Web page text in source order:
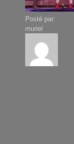
Posté par:
muriel